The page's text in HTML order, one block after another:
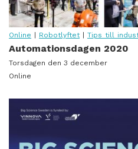
Online | Robotlyftet| Tips till
Automationsdagen 2020
Torsdagen den 3 december
Online